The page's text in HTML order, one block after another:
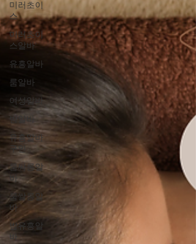
미러초이
스
미러초이
스알바'
유흥알바
룸알바
여성알바
밤알바
유흥알바
구인
룸싸롱알
바
룸쌀롱알
바
밤유흥알
바